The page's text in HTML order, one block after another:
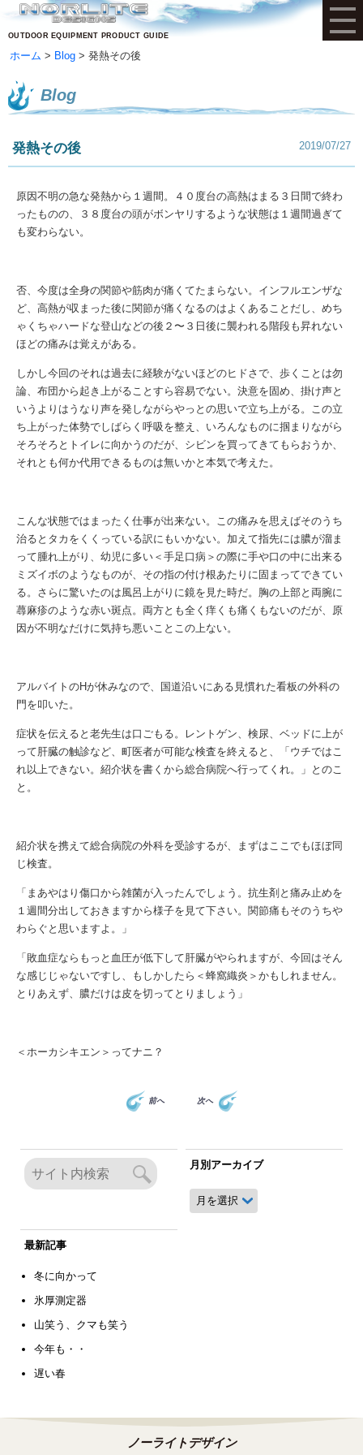
OUTDOOR EQUIPMENT PRODUCT GUIDE
ホーム Blog 発熱その後
Blog
発熱その後 2019/07/27
原因不明の急な発熱から１週間。４０度台の高熱はまる３日間で終わ
ったものの、３８度台の頭がボンヤリするような状態は１週間過ぎて
も変わらない。
否、今度は全身の関節や筋肉が痛くてたまらない。インフルエンザな
ど、高熱が収まった後に関節が痛くなるのはよくあることだし、めち
ゃくちゃハードな登山などの後２〜３日後に襲われる階段も昇れない
ほどの痛みは覚えがある。
しかし今回のそれは過去に経験がないほどのヒドさで、歩くことは勿
論、布団から起き上がることすら容易でない。決意を固め、掛け声と
いうよりはうなり声を発しながらやっとの思いで立ち上がる。この立
ち上がった体勢でしばらく呼吸を整え、いろんなものに掴まりながら
そろそろとトイレに向かうのだが、シビンを買ってきてもらおうか、
それとも何か代用できるものは無いかと本気で考えた。
こんな状態ではまったく仕事が出来ない。この痛みを思えばそのうち
治るとタカをくくっている訳にもいかない。加えて指先には膿が溜ま
って腫れ上がり、幼児に多い＜手足口病＞の際に手や口の中に出来る
ミズイボのようなものが、その指の付け根あたりに固まってできてい
る。さらに驚いたのは風呂上がりに鏡を見た時だ。胸の上部と両腕に
蕁麻疹のような赤い斑点。両方とも全く痒くも痛くもないのだが、原
因が不明なだけに気持ち悪いことこの上ない。
アルバイトのHが休みなので、国道沿いにある見慣れた看板の外科の
門を叩いた。
症状を伝えると老先生は口ごもる。レントゲン、検尿、ベッドに上が
って肝臓の触診など、町医者が可能な検査を終えると、「ウチではこ
れ以上できない。紹介状を書くから総合病院へ行ってくれ。」とのこ
と。
紹介状を携えて総合病院の外科を受診するが、まずはここでもほぼ同
じ検査。
「まあやはり傷口から雑菌が入ったんでしょう。抗生剤と痛み止めを
１週間分出しておきますから様子を見て下さい。関節痛もそのうちや
わらぐと思いますよ。」
「敗血症ならもっと血圧が低下して肝臓がやられますが、今回はそん
な感じじゃないですし、もしかしたら＜蜂窩織炎＞かもしれません。
とりあえず、膿だけは皮を切ってとりましょう」
＜ホーカシキエン＞ってナニ？
前へ 次へ
月別アーカイブ
月
別
最新記事
冬に向かって
氷厚測定器
山笑う、クマも笑う
今年も・・
遅い春
ノーライトデザイン